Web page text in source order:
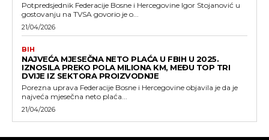
Potpredsjednik Federacije Bosne i Hercegovine Igor Stojanović u
gostovanju na TVSA govorio je o...
21/04/2026
BIH
NAJVEĆA MJESEČNA NETO PLAĆA U FBIH U 2025.
IZNOSILA PREKO POLA MILIONA KM, MEĐU TOP TRI
DVIJE IZ SEKTORA PROIZVODNJE
Porezna uprava Federacije Bosne i Hercegovine objavila je da je
najveća mjesečna neto plaća...
21/04/2026